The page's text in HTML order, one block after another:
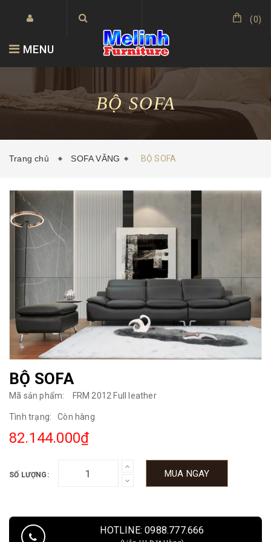
(0)
MENU
BỘ SOFA
Trang chủ SOFA VĂNG BỘ SOFA
BỘ SOFA
Mã sản phẩm: FRM 2012 Full leather
Tình trạng: Còn hàng
82.144.000₫
SỐ LƯỢNG: MUA NGAY
HOTLINE: 0988.777.666